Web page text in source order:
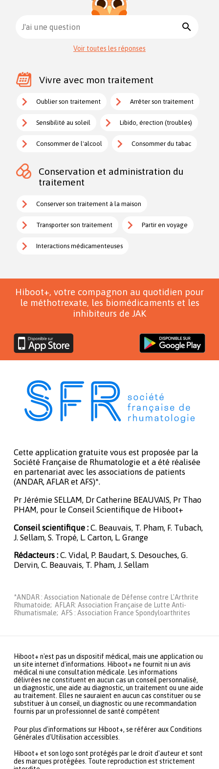
J'ai une question search
Voir toutes les réponses
Vivre avec mon traitement
Oublier son traitement Arrêter son traitement
Sensibilité au soleil Libido, érection (troubles)
Consommer de l'alcool Consommer du tabac
Conservation et administration du
traitement
Conserver son traitement à la maison
Transporter son traitement Partir en voyage
Interactions médicamenteuses
Hiboot+, votre compagnon au quotidien pour
le méthotrexate, les biomédicaments et les
inhibiteurs de JAK
Cette application gratuite vous est proposée par la
Société Française de Rhumatologie et a été réalisée
en partenariat avec les associations de patients
(ANDAR, AFLAR et AFS)*.
Pr Jérémie SELLAM, Dr Catherine BEAUVAIS, Pr Thao
PHAM, pour le Conseil Scientifique de Hiboot+
Conseil scientifique : C. Beauvais, T. Pham, F. Tubach,
J. Sellam, S. Tropé, L. Carton, L. Grange
Rédacteurs : C. Vidal, P. Baudart, S. Desouches, G.
Dervin, C. Beauvais, T. Pham, J. Sellam
*ANDAR : Association Nationale de Défense contre L'Arthrite
Rhumatoide; AFLAR: Association Française de Lutte Anti-
Rhumatismale; AFS : Association France Spondyloarthrites
Hiboot+ n'est pas un dispositif médical, mais une application ou
un site internet d'informations. Hiboot+ ne fournit ni un avis
médical ni une consultation médicale. Les informations
délivrées ne constituent en aucun cas un conseil personnalisé,
un diagnostic, une aide au diagnostic, un traitement ou une aide
au traitement. Elles ne sauraient en aucun cas constituer ou se
substituer à un conseil, un diagnostic ou une recommandation
fournis par un professionnel de santé compétent
Pour plus d'informations sur Hiboot+, se référer aux Conditions
Générales d'Utilisation accessibles.
Hiboot+ et son logo sont protégés par le droit d'auteur et sont
des marques protégées. Toute reproduction est strictement